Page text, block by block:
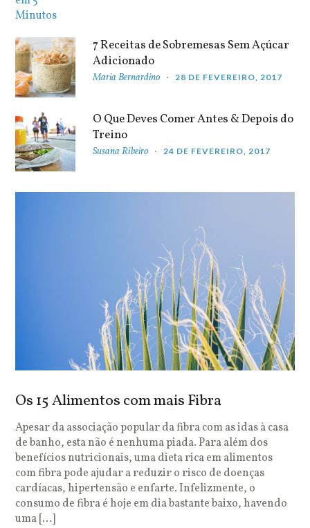
7 Receitas de Sobremesas Sem Açúcar
Adicionado
Maria Bernardino 28 DE FEVEREIRO, 2017
O Que Deves Comer Antes & Depois do
Treino
Susana Ribeiro 24 DE FEVEREIRO, 2017
Os 15 Alimentos com mais Fibra
Apesar da associação popular da fibra com as idas à casa
de banho, esta não é nenhuma piada. Para além dos
benefícios nutricionais, uma dieta rica em alimentos
com fibra pode ajudar a reduzir o risco de doenças
cardíacas, hipertensão e enfarte. Infelizmente, o
consumo de fibra é hoje em dia bastante baixo, havendo
uma […]